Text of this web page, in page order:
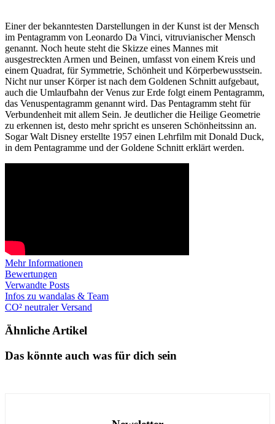
Einer der bekanntesten Darstellungen in der Kunst ist der Mensch
im Pentagramm von Leonardo Da Vinci, vitruvianischer Mensch
genannt. Noch heute steht die Skizze eines Mannes mit
ausgestreckten Armen und Beinen, umfasst von einem Kreis und
einem Quadrat, für Symmetrie, Schönheit und Körperbewusstsein.
Nicht nur unser Körper ist nach dem Goldenen Schnitt aufgebaut,
auch die Umlaufbahn der Venus zur Erde folgt einem Pentagramm,
das Venuspentagramm genannt wird. Das Pentagramm steht für
Verbundenheit mit allem Sein. Je deutlicher die Heilige Geometrie
zu erkennen ist, desto mehr spricht es unseren Schönheitssinn an.
Sogar Walt Disney erstellte 1957 einen Lehrfilm mit Donald Duck,
in dem Pentagramme und der Goldene Schnitt erklärt werden.
Mehr Informationen
Bewertungen
Verwandte Posts
Infos zu wandalas & Team
CO² neutraler Versand
Ähnliche Artikel
Das könnte auch was für dich sein